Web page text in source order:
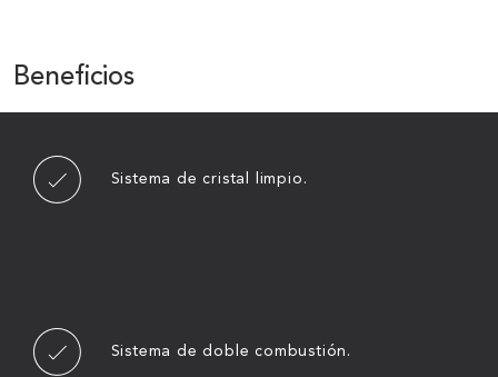
Beneficios
Sistema de cristal limpio.
Sistema de doble combustión.